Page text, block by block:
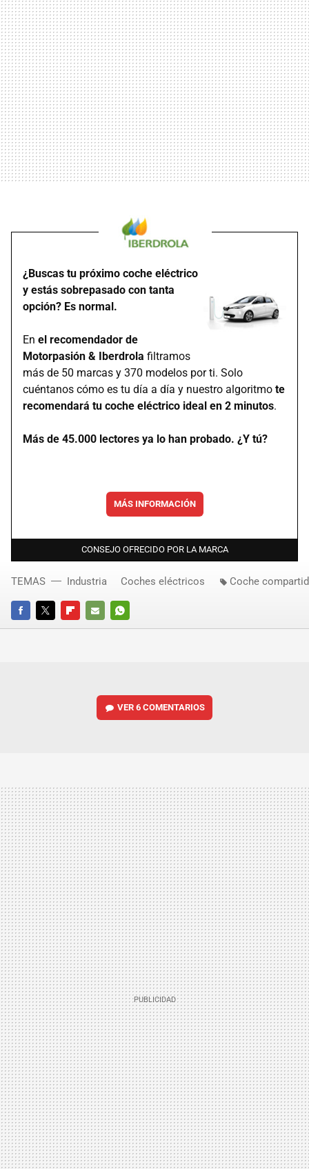
¿Buscas tu próximo coche eléctrico
y estás sobrepasado con tanta
opción? Es normal.
En el recomendador de
Motorpasión & Iberdrola filtramos
más de 50 marcas y 370 modelos por ti. Solo
cuéntanos cómo es tu día a día y nuestro algoritmo te
recomendará tu coche eléctrico ideal en 2 minutos.
Más de 45.000 lectores ya lo han probado. ¿Y tú?
MÁS INFORMACIÓN
CONSEJO OFRECIDO POR LA MARCA
FACEBOOKTWITTERFLIPBOARD
E-
WHATSAPP
TEMAS Industria Coches eléctricos Coche
VER6 COMENTARIOS